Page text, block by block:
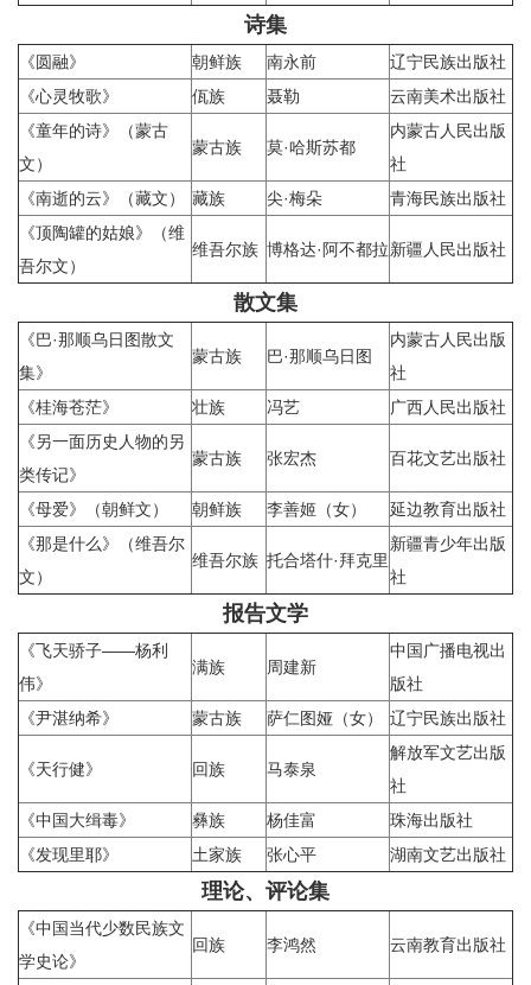
诗集
《圆融》 朝鲜族 南永前
辽宁民族出版社
《心灵牧歌》
佤族 聂勒
云南美术出版社
《童年的诗》（蒙古
文）
蒙古族 莫·哈斯苏都
内蒙古人民出版
社
《南逝的云》（藏文）
藏族 尖·梅朵
青海民族出版社
《顶陶罐的姑娘》（维
吾尔文）
维吾尔族 博格达·阿不都拉新疆人民出版社
散文集
《巴·那顺乌日图散文
集》
蒙古族 巴·那顺乌日图
内蒙古人民出版
社
《桂海苍茫》
壮族 冯艺
广西人民出版社
《另一面历史人物的另
类传记》
蒙古族 张宏杰 百花文艺出版社
《母爱》（朝鲜文） 朝鲜族 李善姬（女）
延边教育出版社
《那是什么》（维吾尔
文）
维吾尔族 托合塔什·拜克里
新疆青少年出版
社
报告文学
《飞天骄子——杨利
伟》
满族 周建新
中国广播电视出
版社
《尹湛纳希》
蒙古族 萨仁图娅（女） 辽宁民族出版社
《天行健》 回族 马泰泉
解放军文艺出版
社
《中国大缉毒》
彝族 杨佳富
珠海出版社
《发现里耶》
土家族 张心平 湖南文艺出版社
理论、评论集
《中国当代少数民族文
学史论》
回族 李鸿然 云南教育出版社